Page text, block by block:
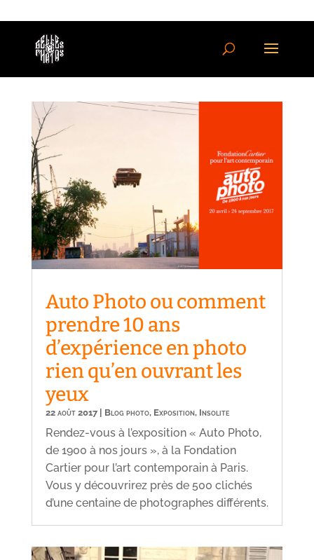
Auto Photo ou comment
prendre 10 ans
d’expérience en photo
rien qu’en ouvrant les
yeux
22 août 2017| Blog photo, Exposition, Insolite
Rendez-vous à l’exposition « Auto Photo,
de 1900 à nos jours », à la Fondation
Cartier pour l’art contemporain à Paris.
Vous y découvrirez près de 500 clichés
d’une centaine de photographes différents.